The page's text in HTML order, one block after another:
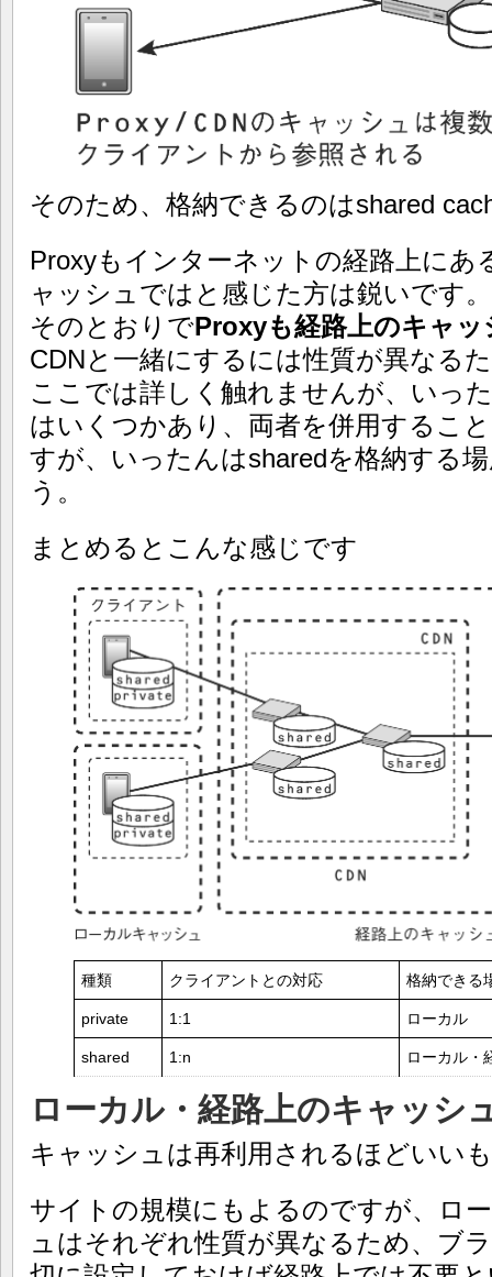
そのため、格納できるのはshared
Proxyもインターネットの経路上にあ
ャッシュではと感じた方は鋭いです。
そのとおりでProxyも経路上のキャッ
CDNと一緒にするには性質が異なる
ここでは詳しく触れませんが、いっ
はいくつかあり、両者を併用するこ
すが、いったんはsharedを格納する
う。
まとめるとこんな感じです
種類 クライアントとの対応 格納できる
private 1:1 ローカル
shared 1:n ローカル・
ローカル・経路上のキャッシ
キャッシュは再利用されるほどいい
サイトの規模にもよるのですが、ロ
ュはそれぞれ性質が異なるため、ブ